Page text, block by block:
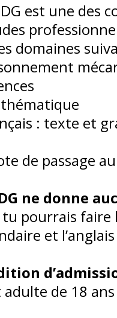
est une des
domaines
: texte et
de passage
ne donne
tu pourrais
et
de 18